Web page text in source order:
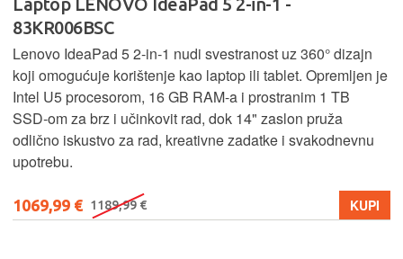
83KR006BSC
Lenovo IdeaPad 5 2‑in‑1 nudi svestranost uz 360° dizajn
koji omogućuje korištenje kao laptop ili tablet. Opremljen je
Intel U5 procesorom, 16 GB RAM-a i prostranim 1 TB
SSD‑om za brz i učinkovit rad, dok 14" zaslon pruža
odlično iskustvo za rad, kreativne zadatke i svakodnevnu
upotrebu.
1069,99 € 1189,99 € KUPI